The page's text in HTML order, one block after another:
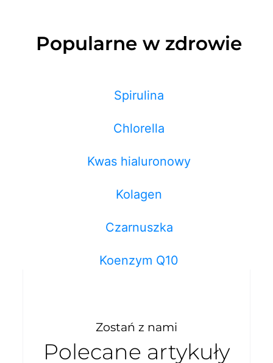
Popularne w zdrowie
Spirulina
Chlorella
Kwas hialuronowy
Kolagen
Czarnuszka
Koenzym Q10
Zostań z nami
Polecane artykuły